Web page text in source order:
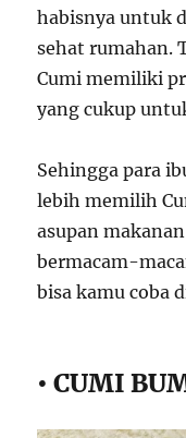
habisnya untuk
sehat rumahan.
Cumi memiliki
yang cukup
Sehingga para
lebih memilih
asupan
bermacam-
bisa kamu coba
• CUMI